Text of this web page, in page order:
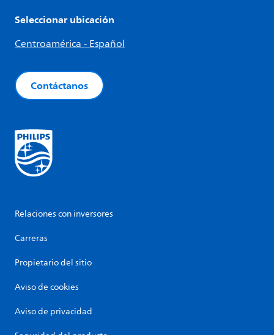
Seleccionar ubicación
Centroamérica - Español
Contáctanos
Relaciones con inversores
Carreras
Propietario del sitio
Aviso de cookies
Aviso de privacidad